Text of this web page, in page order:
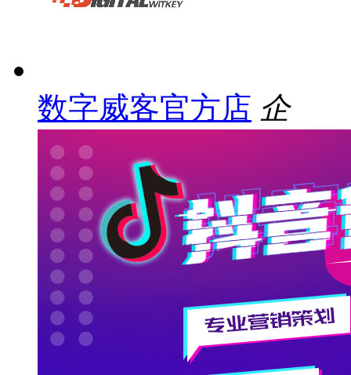
数字威客官方店 企